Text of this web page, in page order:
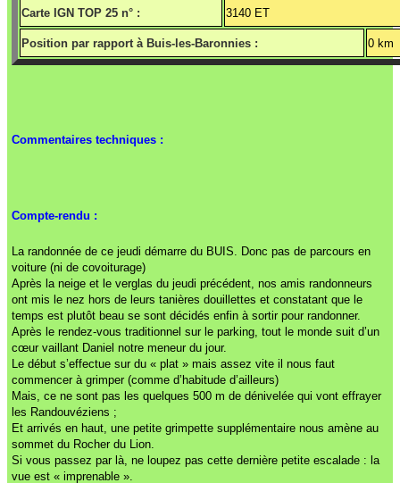
Carte IGN TOP 25 n° : 3140 ET
Position par rapport à Buis-les-Baronnies : 0 km
Commentaires techniques :
Compte-rendu :
La randonnée de ce jeudi démarre du BUIS. Donc pas de parcours en
voiture (ni de covoiturage)
Après la neige et le verglas du jeudi précédent, nos amis randonneurs
ont mis le nez hors de leurs tanières douillettes et constatant que le
temps est plutôt beau se sont décidés enfin à sortir pour randonner.
Après le rendez-vous traditionnel sur le parking, tout le monde suit d’un
cœur vaillant Daniel notre meneur du jour.
Le début s’effectue sur du « plat » mais assez vite il nous faut
commencer à grimper (comme d’habitude d’ailleurs)
Mais, ce ne sont pas les quelques 500 m de dénivelée qui vont effrayer
les Randouvéziens ;
Et arrivés en haut, une petite grimpette supplémentaire nous amène au
sommet du Rocher du Lion.
Si vous passez par là, ne loupez pas cette dernière petite escalade : la
vue est « imprenable ».